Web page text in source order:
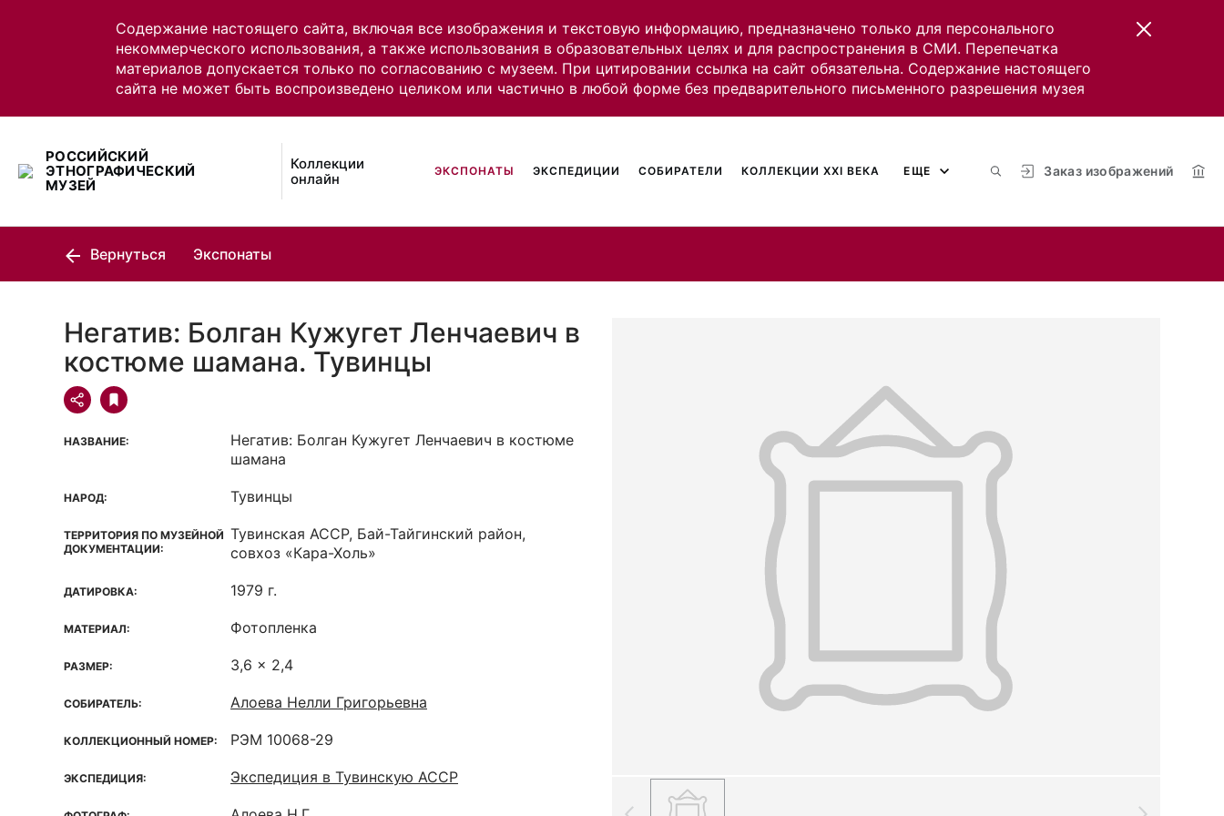
Содержание настоящего сайта, включая все изображения и текстовую информацию, предназначено только для персонального
некоммерческого использования, а также использования в образовательных целях и для распространения в СМИ. Перепечатка
материалов допускается только по согласованию с музеем. При цитировании ссылка на сайт обязательна. Содержание настоящего
сайта не может быть воспроизведено целиком или частично в любой форме без предварительного письменного разрешения музея
РОССИЙСКИЙ
ЭТНОГРАФИЧЕСКИЙ
МУЗЕЙ
Коллекции
онлайн
Заказ изображений
ЭКСПОНАТЫ ЭКСПЕДИЦИИ СОБИРАТЕЛИ КОЛЛЕКЦИИ XXI ВЕКА ЕЩЕ
Вернуться Экспонаты
Негатив: Болган Кужугет Ленчаевич в
костюме шамана. Тувинцы
НАЗВАНИЕ:
Негатив: Болган Кужугет Ленчаевич в костюме
шамана
НАРОД: Тувинцы
ТЕРРИТОРИЯ ПО МУЗЕЙНОЙ
ДОКУМЕНТАЦИИ:
Тувинская ACCP, Бай-Тайгинский район,
совхоз «Кара-Холь»
ДАТИРОВКА: 1979 г.
МАТЕРИАЛ: Фотопленка
РАЗМЕР: 3,6 x 2,4
СОБИРАТЕЛЬ: Алоева Нелли Григорьевна
КОЛЛЕКЦИОННЫЙ НОМЕР: РЭМ 10068-29
ЭКСПЕДИЦИЯ: Экспедиция в Тувинскую АССР